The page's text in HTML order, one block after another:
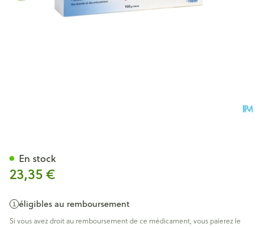
23,35 €
éligibles au remboursement
Si vous avez droit au remboursement de ce médicament, vous paierez le
En stock